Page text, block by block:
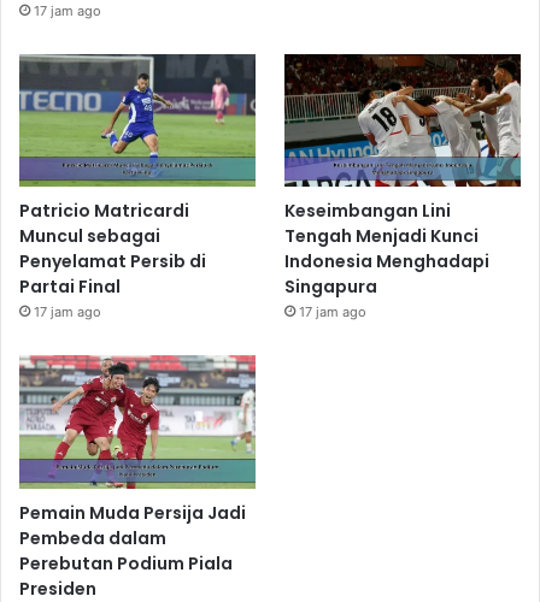
17 jam ago
Patricio Matricardi
Muncul sebagai
Penyelamat Persib di
Partai Final
17 jam ago
Keseimbangan Lini
Tengah Menjadi Kunci
Indonesia Menghadapi
Singapura
17 jam ago
Pemain Muda Persija Jadi
Pembeda dalam
Perebutan Podium Piala
Presiden